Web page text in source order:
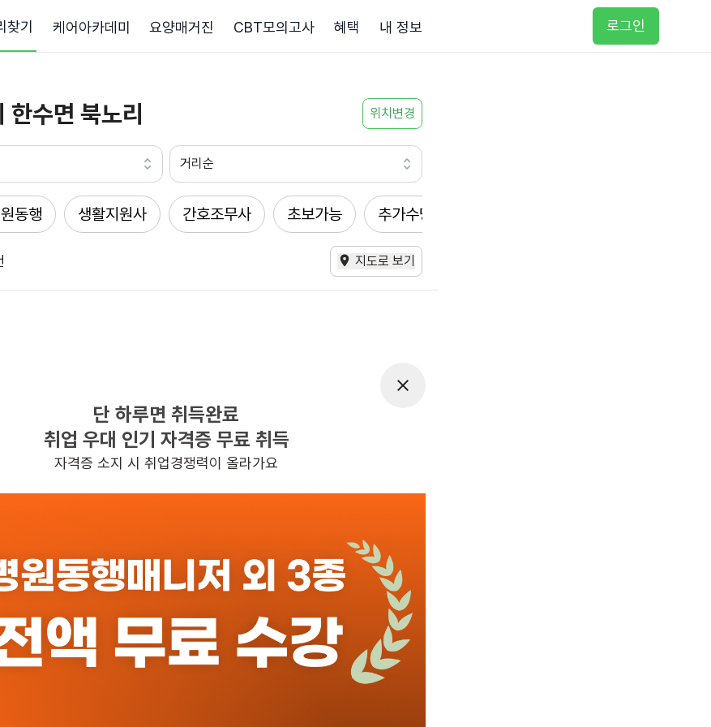
찾기 케어아카데미 요양매거진 CBT모의고사 혜택 내 정보 로그인
한수면 북노리 위치변경
거리순
동행 생활지원사 간호조무사 초보가능 추가수당
지도로 보기
찾으시는 조건의 일자리가 없습니다
더욱더 노력하는 케어파트너가 되겠습니다.
단 하루면 취득완료
취업 우대 인기 자격증 무료 취득
자격증 소지 시 취업경쟁력이 올라가요